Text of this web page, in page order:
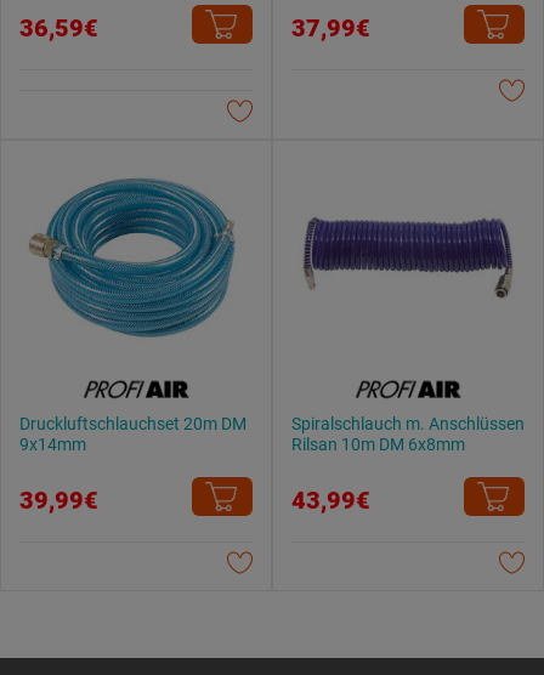
36,59€ 37,99€
Druckluftschlauchset 20m DM
9x14mm
39,99€
Spiralschlauch m. Anschlüssen
Rilsan 10m DM 6x8mm
43,99€